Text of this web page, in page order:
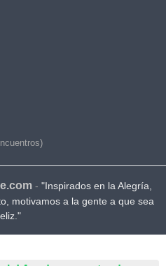
- "Inspirados en la Alegría,
motivamos a la gente a que sea